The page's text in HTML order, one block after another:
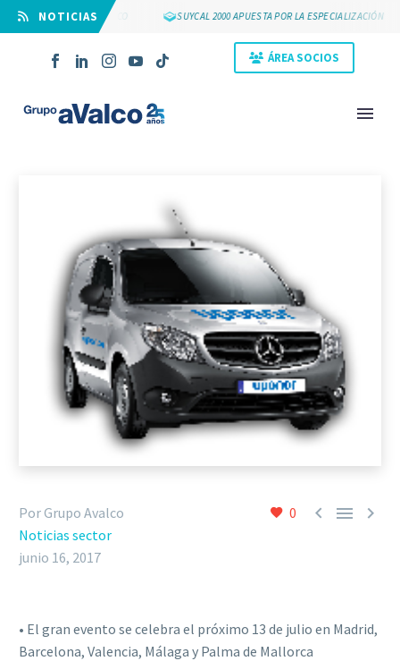
⠀NOTICIAS
25 AÑOS DE GRUPO AVALCO SUYCAL 2000 APUESTA POR LA ESPECIALIZACIÓN
ÁREA SOCIOS
NOVEDAD
0   
Por Grupo Avalco
Noticias sector
junio 16, 2017
• El gran evento se celebra el próximo 13 de julio en Madrid,
Barcelona, Valencia, Málaga y Palma de Mallorca